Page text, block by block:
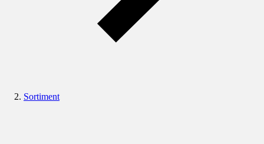
Sortiment